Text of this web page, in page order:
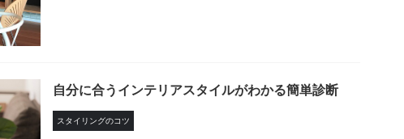
自分に合うインテリアスタイルがわかる簡単診断
スタイリングのコツ